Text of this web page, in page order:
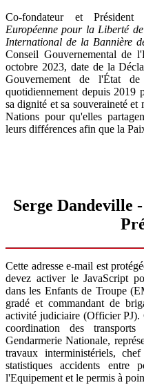
Co-fondateur et
Européenne pour la Liberté
International de la Bannière
Conseil Gouvernemental de
octobre 2023, date de la
Gouvernement de l'État
quotidiennement depuis 2019
sa dignité et sa souveraineté
Nations pour qu'elles
leurs différences afin que la
Serge Dandeville
Cette adresse e-mail est
devez activer le JavaScript
dans les Enfants de Troupe
gradé et commandant de
activité judiciaire (Officier PJ).
coordination des
Gendarmerie Nationale,
travaux interministériels,
statistiques accidents entre
l'Equipement et le permis à